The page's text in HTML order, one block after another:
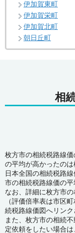
伊加賀東町
伊加賀栄町
伊加賀北町
朝日丘町
相
枚方市の相続税路線
の平均が高かったのは
日本全国の相続税路
市の相続税路線価の平
なお、詳細に枚方市
（評価倍率表は市区
続税路線価図へリンク
また、枚方市の相続
定依頼をしたい場合